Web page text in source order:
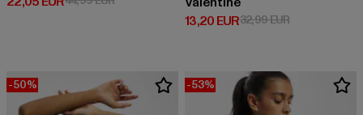
13,20 EUR
Derzeitiger Preis: 13,20 EUR
32,99 EURAktionspreis:
-50% -53%